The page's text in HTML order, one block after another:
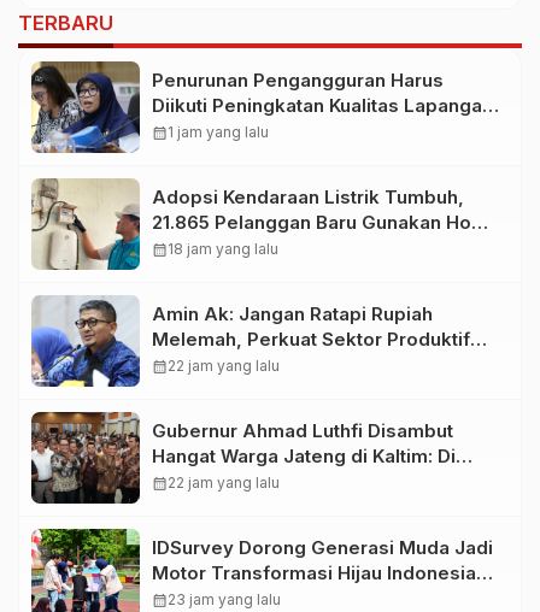
TERBARU
Penurunan Pengangguran Harus
Diikuti Peningkatan Kualitas Lapangan
Kerja
calendar_month1 jam yang lalu
Adopsi Kendaraan Listrik Tumbuh,
21.865 Pelanggan Baru Gunakan Home
Charging Services PLN pada
calendar_month18 jam yang lalu
Amin Ak: Jangan Ratapi Rupiah
Melemah, Perkuat Sektor Produktif
Negara
calendar_month22 jam yang lalu
Gubernur Ahmad Luthfi Disambut
Hangat Warga Jateng di Kaltim: Di
Mana Bumi Dipijak, Di Situ Langit
calendar_month22 jam yang lalu
IDSurvey Dorong Generasi Muda Jadi
Motor Transformasi Hijau Indonesia
,Tanamkan Kesadaran Lingkungan
calendar_month23 jam yang lalu